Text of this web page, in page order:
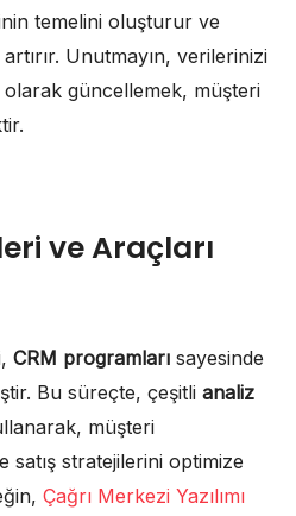
temelini oluşturur ve
Unutmayın, verilerinizi
güncellemek, müşteri
ve Araçları
CRM programları sayesinde
Bu süreçte, çeşitli analiz
müşteri
satış stratejilerini optimize
Çağrı Merkezi Yazılımı